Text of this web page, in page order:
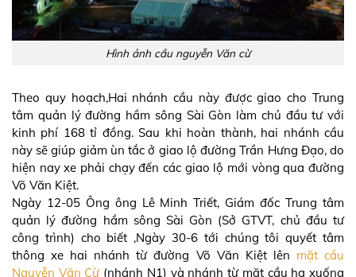
Hình ảnh cầu nguyễn Văn cừ
Theo quy hoạch,Hai nhánh cầu này được giao cho Trung
tâm quản lý đường hầm sông Sài Gòn làm chủ đầu tư với
kinh phí 168 tỉ đồng. Sau khi hoàn thành, hai nhánh cầu
này sẽ giúp giảm ùn tắc ở giao lộ đường Trần Hưng Đạo, do
hiện nay xe phải chạy đến các giao lộ mới vòng qua đường
Võ Văn Kiệt.
Ngày 12-05 Ông ông Lê Minh Triết, Giám đốc Trung tâm
quản lý đường hầm sông Sài Gòn (Sở GTVT, chủ đầu tư
công trình) cho biết ,Ngày 30-6 tới chúng tôi quyết tâm
thông xe hai nhánh từ đường Võ Văn Kiệt lên mặt cầu
Nguyễn Văn Cừ(nhánh N1) và nhánh từ mặt cầu hạ xuống